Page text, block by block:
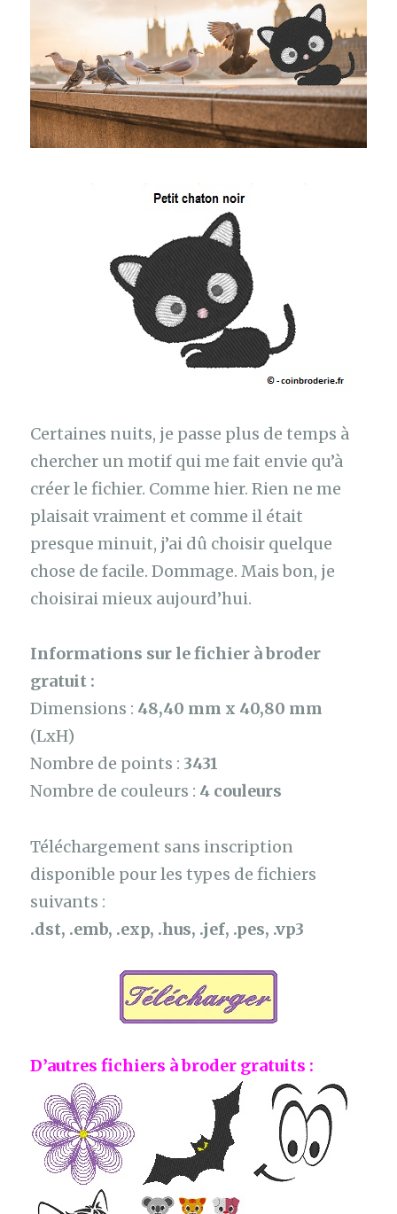
Certaines nuits, je passe plus de temps à
chercher un motif qui me fait envie qu’à
créer le fichier. Comme hier. Rien ne me
plaisait vraiment et comme il était
presque minuit, j’ai dû choisir quelque
chose de facile. Dommage. Mais bon, je
choisirai mieux aujourd’hui.
Informations sur le fichier à broder
gratuit :
Dimensions : 48,40 mm x 40,80 mm
(LxH)
Nombre de points : 3431
Nombre de couleurs : 4 couleurs
Téléchargement sans inscription
disponible pour les types de fichiers
suivants :
.dst, .emb, .exp, .hus, .jef, .pes, .vp3
D’autres fichiers à broder gratuits :